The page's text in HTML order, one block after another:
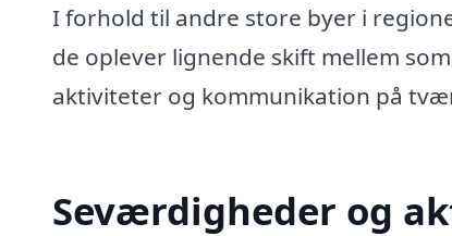
I forhold til andre store byer i
de oplever lignende skift mellem
aktiviteter og kommunikation på
Seværdigheder og